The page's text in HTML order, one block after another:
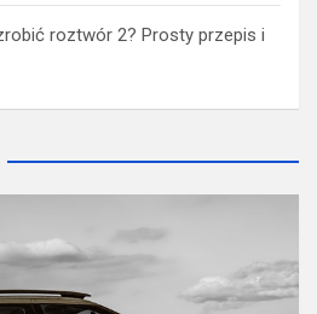
roztwór 2? Prosty przepis i